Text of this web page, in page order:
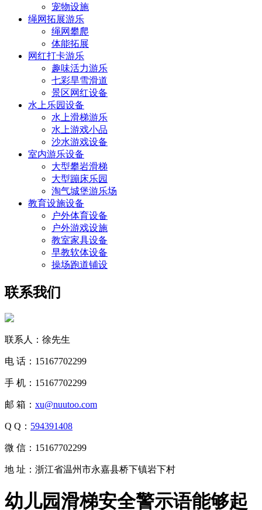
宠物设施
绳网拓展游乐
绳网攀爬
体能拓展
网红打卡游乐
趣味活力游乐
七彩旱雪滑道
景区网红设备
水上乐园设备
水上滑梯游乐
水上游戏小品
沙水游戏设备
室内游乐设备
大型攀岩滑梯
大型蹦床乐园
淘气城堡游乐场
教育设施设备
户外体育设备
户外游戏设施
教室家具设备
早教软体设备
操场跑道铺设
联系我们
联系人：徐先生
电 话：15167702299
手 机：15167702299
邮 箱： xu@nuutoo.com
Q Q： 594391408
微 信：15167702299
地 址：浙江省温州市永嘉县桥下镇岩下村
幼儿园滑梯安全警示语能够起